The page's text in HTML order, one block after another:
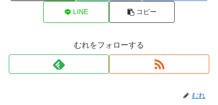
LINE コピー
むれをフォローする
むれ